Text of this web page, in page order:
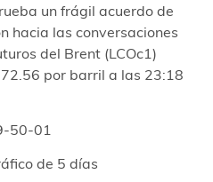
un frágil acuerdo de
hacia las conversaciones
del Brent (LCOc1)
por barril a las 23:18
de 5 días